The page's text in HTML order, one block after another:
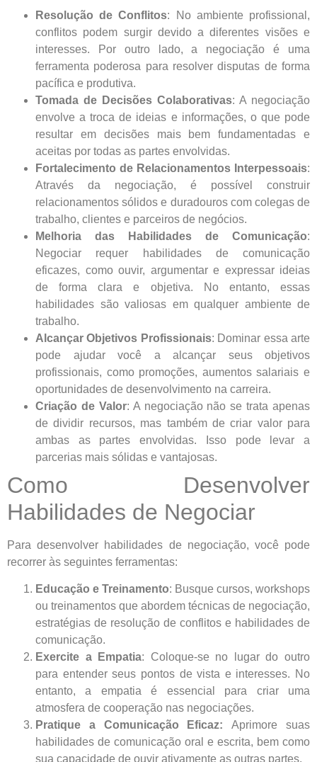
Resolução de Conflitos: No ambiente profissional,
conflitos podem surgir devido a diferentes visões e
interesses. Por outro lado, a negociação é uma
ferramenta poderosa para resolver disputas de forma
pacífica e produtiva.
Tomada de Decisões Colaborativas: A negociação
envolve a troca de ideias e informações, o que pode
resultar em decisões mais bem fundamentadas e
aceitas por todas as partes envolvidas.
Fortalecimento de Relacionamentos Interpessoais:
Através da negociação, é possível construir
relacionamentos sólidos e duradouros com colegas de
trabalho, clientes e parceiros de negócios.
Melhoria das Habilidades de Comunicação:
Negociar requer habilidades de comunicação
eficazes, como ouvir, argumentar e expressar ideias
de forma clara e objetiva. No entanto, essas
habilidades são valiosas em qualquer ambiente de
trabalho.
Alcançar Objetivos Profissionais: Dominar essa arte
pode ajudar você a alcançar seus objetivos
profissionais, como promoções, aumentos salariais e
oportunidades de desenvolvimento na carreira.
Criação de Valor: A negociação não se trata apenas
de dividir recursos, mas também de criar valor para
ambas as partes envolvidas. Isso pode levar a
parcerias mais sólidas e vantajosas.
Como Desenvolver
Habilidades de Negociar
Para desenvolver habilidades de negociação, você pode
recorrer às seguintes ferramentas:
Educação e Treinamento: Busque cursos, workshops
ou treinamentos que abordem técnicas de negociação,
estratégias de resolução de conflitos e habilidades de
comunicação.
Exercite a Empatia: Coloque-se no lugar do outro
para entender seus pontos de vista e interesses. No
entanto, a empatia é essencial para criar uma
atmosfera de cooperação nas negociações.
Pratique a Comunicação Eficaz:Aprimore suas
habilidades de comunicação oral e escrita, bem como
sua capacidade de ouvir ativamente as outras partes.